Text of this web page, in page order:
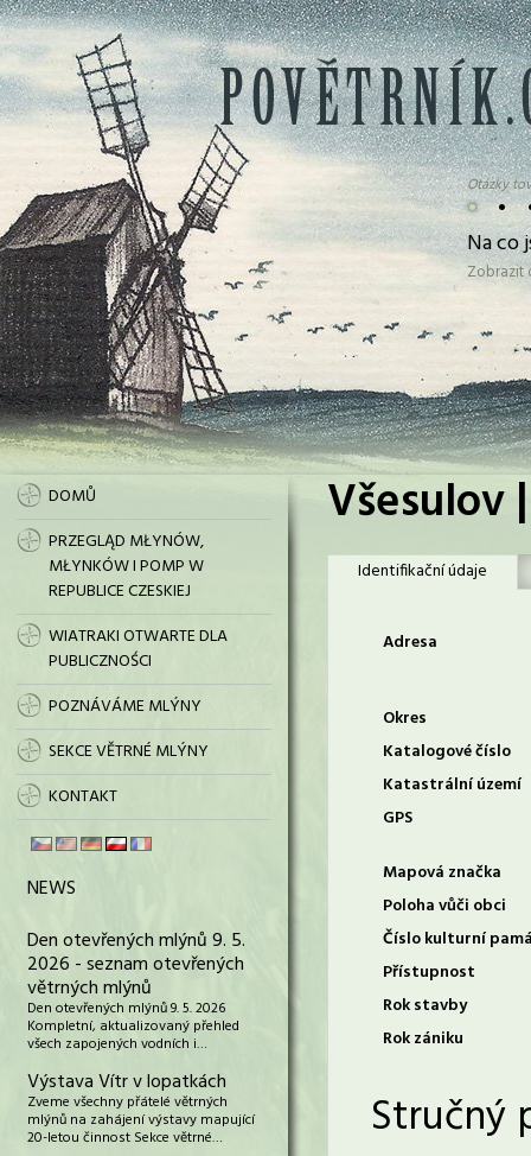
• •
Otázky
Na co
DOMŮ
PRZEGLĄD MŁYNÓW,
MŁYNKÓW I POMP W
REPUBLICE CZESKIEJ
WIATRAKI OTWARTE DLA
PUBLICZNOŚCI
POZNÁVÁME MLÝNY
SEKCE VĚTRNÉ MLÝNY
KONTAKT
NEWS
Den otevřených mlýnů 9. 5.
2026 - seznam otevřených
větrných mlýnů
Den otevřených mlýnů 9. 5. 2026
Kompletní, aktualizovaný přehled
všech zapojených vodních i…
Výstava Vítr v lopatkách
Zveme všechny přátelé větrných
mlýnů na zahájení výstavy mapující
20-letou činnost Sekce větrné…
Všesulov
Identifikační údaje
Adresa
Okres
Katalogové číslo
Katastrální území
GPS
Mapová značka
Poloha vůči obci
Číslo kulturní
Přístupnost
Rok stavby
Rok zániku
Stručný